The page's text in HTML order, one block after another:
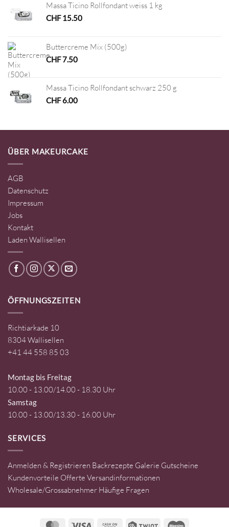
Massa Ticino Rollfondant weiss 1 kg
CHF15.50
Buttercreme Mix (500g)
CHF7.50
Massa Ticino Rollfondant schwarz 250 g
CHF6.00
ÜBER MAKEURCAKE
AGB
Datenschutz
Impressum
Jobs
Kontakt
Laden Wallisellen
ÖFFNUNGSZEITEN
Richtiarkade 10
8304 Wallisellen
+41 44 558 85 03
Montag bis Freitag
10.00 - 13.00/14.00 - 18.30 Uhr
Samstag
10.00 - 13.00/13.30 - 16.00 Uhr
SERVICES
Anmelden & Registrieren Backrezepte Galerie Gutscheine
Kundenvorteile Offerte Versandinformationen
Wholesale/Grossabnehmer Häufige Fragen
MasterCardVisa Cash Twint